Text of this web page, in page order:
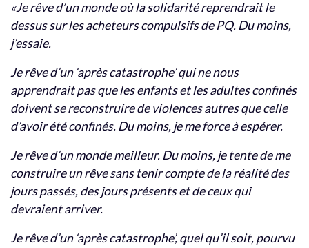
«Je rêve d’un monde où la solidarité reprendrait le
dessus sur les acheteurs compulsifs de PQ. Du moins,
j’essaie.
Je rêve d’un ‘après catastrophe’ qui ne nous
apprendrait pas que les enfants et les adultes confinés
doivent se reconstruire de violences autres que celle
d’avoir été confinés. Du moins, je me force à espérer.
Je rêve d’un monde meilleur. Du moins, je tente de me
construire un rêve sans tenir compte de la réalité des
jours passés, des jours présents et de ceux qui
devraient arriver.
Je rêve d’un ‘après catastrophe’, quel qu’il soit, pourvu